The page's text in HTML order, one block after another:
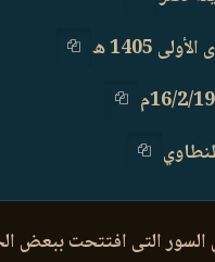
السور التى افتتحت ببعض